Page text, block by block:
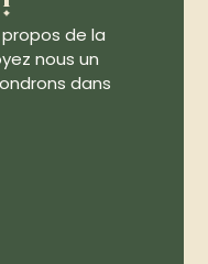
de la
nous un
dans